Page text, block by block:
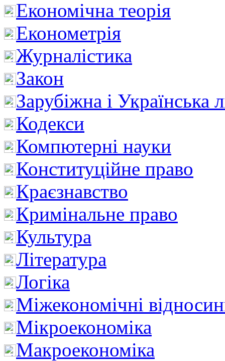
Економічна теорія
Економетрія
Журналістика
Закон
Зарубіжна і Українська
Кодекси
Компютерні науки
Конституційне право
Краєзнавство
Кримінальне право
Культура
Література
Логіка
Міжекономічні
Мікроекономіка
Макроекономіка